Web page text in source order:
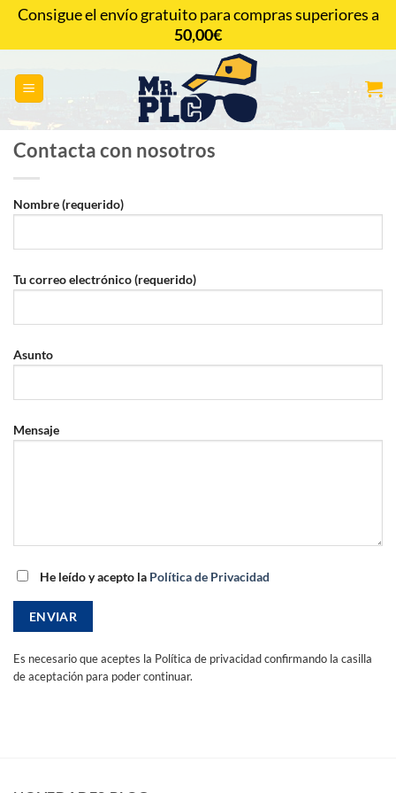
Saltar
contenido
CONTACTAR
Contacta con nosotros
Nombre (requerido)
Tu correo electrónico (requerido)
Asunto
Mensaje
He leído y acepto la Política de Privacidad
Es necesario que aceptes la Política de privacidad confirmando la casilla
de aceptación para poder continuar.
Consigue el envío gratuito para compras superiores a
50,00€